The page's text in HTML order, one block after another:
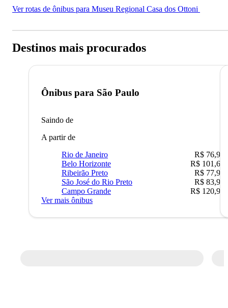
Ver rotas de ônibus para Museu Regional Casa dos Ottoni
Destinos mais procurados
Ônibus para São Paulo
Saindo de
A partir de
Rio de Janeiro
R$ 76,90
Belo Horizonte
R$ 101,67
Ribeirão Preto
R$ 77,90
São José do Rio Preto
R$ 83,90
Campo Grande
R$ 120,90
Ver mais ônibus